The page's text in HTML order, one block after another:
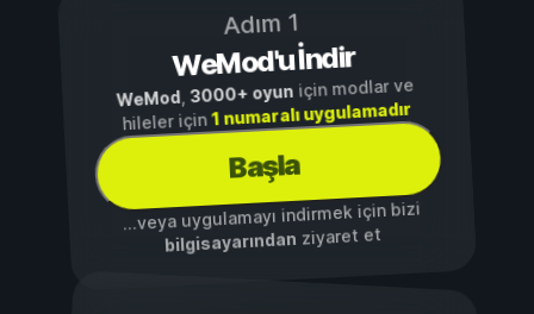
Adım 1
WeMod'u İndir
WeMod,3000+ oyuniçin modlar ve
hileler için1 numaralı uygulamadır
Başla
...veya uygulamayı indirmek için bizi
bilgisayarından ziyaret et